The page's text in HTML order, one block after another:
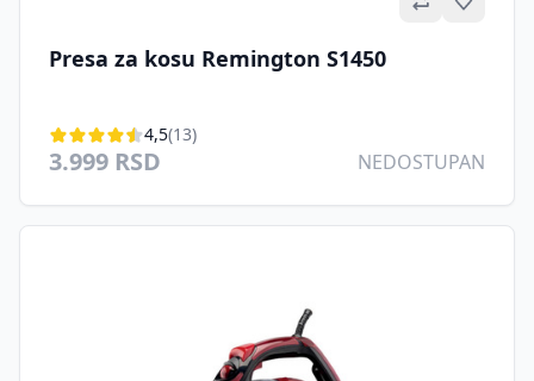
Presa za kosu Remington S1450
4,5(13)
3.999 RSD NEDOSTUPAN